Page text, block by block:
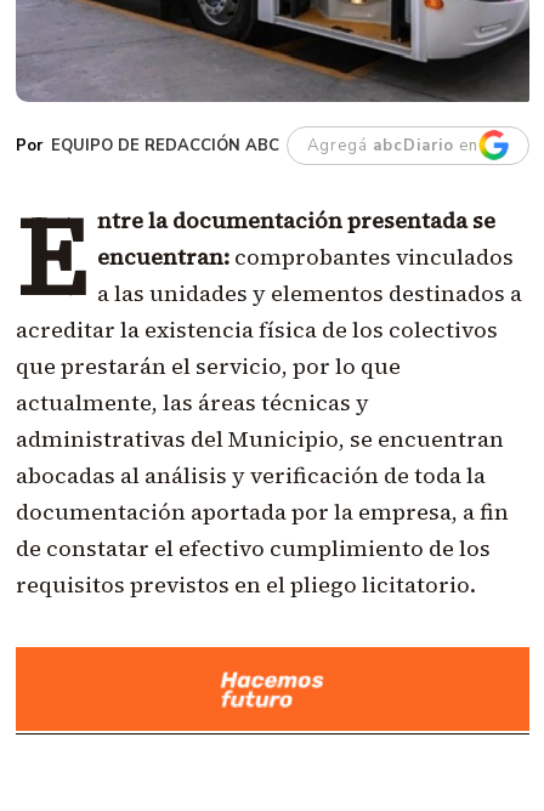
EQUIPO DE REDACCIÓN ABC Agregá abcDiario en
E ntre la documentación presentada se
encuentran: comprobantes vinculados
a las unidades y elementos destinados a
acreditar la existencia física de los colectivos
que prestarán el servicio, por lo que
actualmente, las áreas técnicas y
administrativas del Municipio, se encuentran
abocadas al análisis y verificación de toda la
documentación aportada por la empresa, a fin
de constatar el efectivo cumplimiento de los
requisitos previstos en el pliego licitatorio.